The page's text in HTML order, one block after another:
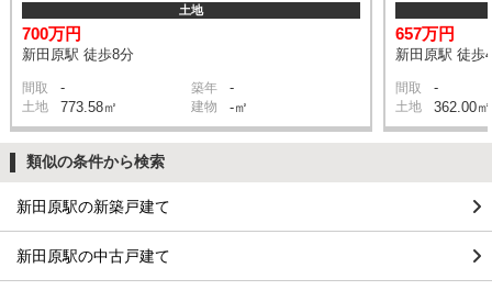
土地
700万円
新田原駅 徒歩8分
間取 - 築年 -
土地 773.58㎡ 建物 -㎡
657万円
新田原駅 徒歩
間取 -
土地 362.00㎡
類似の条件から検索
新田原駅の新築戸建て
新田原駅の中古戸建て